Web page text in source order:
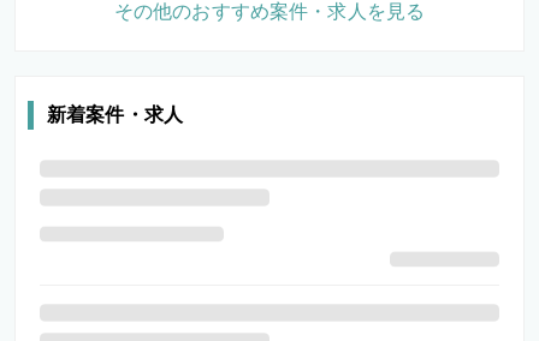
その他のおすすめ案件・求人を見る
新着案件・求人